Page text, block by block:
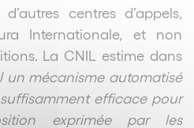
centres d’appels,
Internationale, et non
La CNIL estime dans
un mécanisme automatisé
efficace pour
exprimée par les